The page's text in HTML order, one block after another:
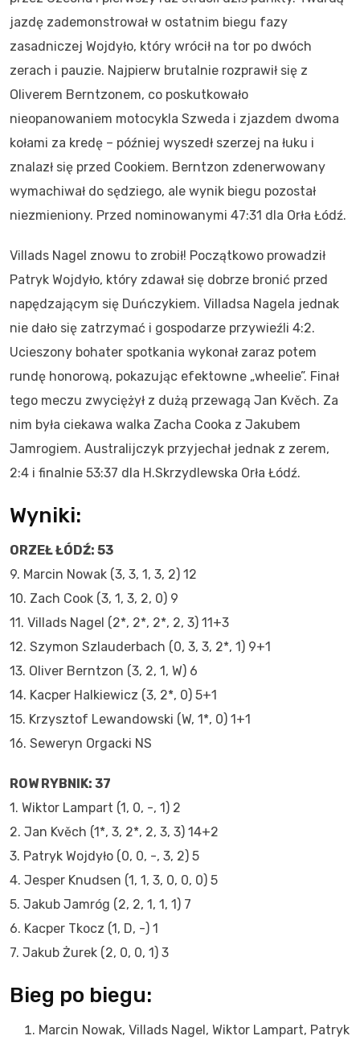
jazdę zademonstrował w ostatnim biegu fazy
zasadniczej Wojdyło, który wrócił na tor po dwóch
zerach i pauzie. Najpierw brutalnie rozprawił się z
Oliverem Berntzonem, co poskutkowało
nieopanowaniem motocykla Szweda i zjazdem dwoma
kołami za kredę – później wyszedł szerzej na łuku i
znalazł się przed Cookiem. Berntzon zdenerwowany
wymachiwał do sędziego, ale wynik biegu pozostał
niezmieniony. Przed nominowanymi 47:31 dla Orła Łódź.
Villads Nagel znowu to zrobił! Początkowo prowadził
Patryk Wojdyło, który zdawał się dobrze bronić przed
napędzającym się Duńczykiem. Villadsa Nagela jednak
nie dało się zatrzymać i gospodarze przywieźli 4:2.
Ucieszony bohater spotkania wykonał zaraz potem
rundę honorową, pokazując efektowne „wheelie”. Finał
tego meczu zwyciężył z dużą przewagą Jan Kvěch. Za
nim była ciekawa walka Zacha Cooka z Jakubem
Jamrogiem. Australijczyk przyjechał jednak z zerem,
2:4 i finalnie 53:37 dla H.Skrzydlewska Orła Łódź.
Wyniki:
ORZEŁ ŁÓDŹ: 53
9. Marcin Nowak (3, 3, 1, 3, 2) 12
10. Zach Cook (3, 1, 3, 2, 0) 9
11. Villads Nagel (2*, 2*, 2*, 2, 3) 11+3
12. Szymon Szlauderbach (0, 3, 3, 2*, 1) 9+1
13. Oliver Berntzon (3, 2, 1, W) 6
14. Kacper Halkiewicz (3, 2*, 0) 5+1
15. Krzysztof Lewandowski (W, 1*, 0) 1+1
16. Seweryn Orgacki NS
ROW RYBNIK: 37
1. Wiktor Lampart (1, 0, -, 1) 2
2. Jan Kvěch (1*, 3, 2*, 2, 3, 3) 14+2
3. Patryk Wojdyło (0, 0, -, 3, 2) 5
4. Jesper Knudsen (1, 1, 3, 0, 0, 0) 5
5. Jakub Jamróg (2, 2, 1, 1, 1) 7
6. Kacper Tkocz (1, D, -) 1
7. Jakub Żurek (2, 0, 0, 1) 3
Bieg po biegu:
Marcin Nowak, Villads Nagel, Wiktor Lampart, Patryk